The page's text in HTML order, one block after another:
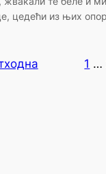
цедећи из њих
1 …